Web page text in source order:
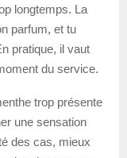
longtemps. La
parfum, et tu
pratique, il vaut
du service.
trop présente
une sensation
des cas, mieux